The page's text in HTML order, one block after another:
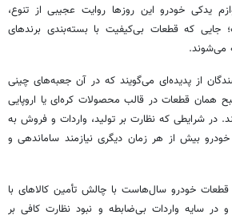
یدکی خودرو این روزها روایت عجیبی از تنوع،
جایی که قطعات بی‌کیفیت با بسته‌بندی برندهای
می‌شوند.
از پدیده‌ای می‌گویند که در آن جعبه‌های چینی
همان قطعات در قالب محصولات کره‌ای یا اروپایی
شرایطی که نظارت بر تولید، واردات و فروش به
بیش از هر زمان دیگری نیازمند ساماندهی و
قطعات خودرو سال‌هاست با چالش تأمین کالاهای با
در سایه واردات بی‌ضابطه و نبود نظارت کافی بر